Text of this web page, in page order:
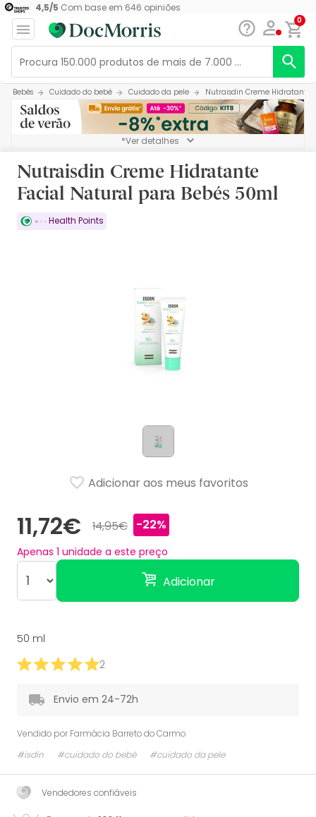
4,5/5 Com base em 646 opiniões
0
Bebés Cuidado do bebé Cuidado da pele Nutraisdin Creme Hidratante
*Ver detalhes
Nutraisdin Creme Hidratante
Facial Natural para Bebés 50ml
Health Points
11,72€ 14,95€ -22%
Apenas 1 unidade a este preço
Adicionar
Adicionar aos meus favoritos
50 ml
2
Envio em 24-72h
Vendido por Farmácia Barreto do Carmo
#isdin
#cuidado do bebé #cuidado da pele
Vendedores confiáveis